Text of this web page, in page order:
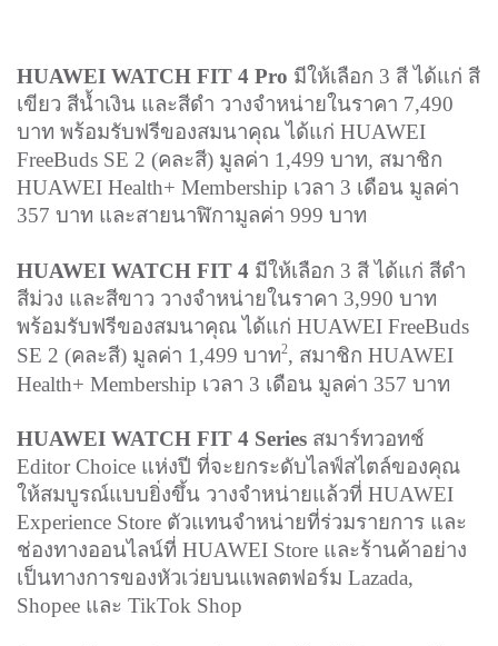
HUAWEI WATCH FIT 4 Pro มีให้เลือก 3 สี ได้แก่ สี
เขียว สีน้ำเงิน และสีดำ วางจำหน่ายในราคา 7,490
บาท พร้อมรับฟรีของสมนาคุณ ได้แก่ HUAWEI
FreeBuds SE 2 (คละสี) มูลค่า 1,499 บาท, สมาชิก
HUAWEI Health+ Membership เวลา 3 เดือน มูลค่า
357 บาท และสายนาฬิกามูลค่า 999 บาท
HUAWEI WATCH FIT 4 มีให้เลือก 3 สี ได้แก่ สีดำ
สีม่วง และสีขาว วางจำหน่ายในราคา 3,990 บาท
พร้อมรับฟรีของสมนาคุณ ได้แก่ HUAWEI FreeBuds
SE 2 (คละสี) มูลค่า 1,499 บาท2, สมาชิก HUAWEI
Health+ Membership เวลา 3 เดือน มูลค่า 357 บาท
HUAWEI WATCH FIT 4 Series สมาร์ทวอทช์
Editor Choice แห่งปี ที่จะยกระดับไลฟ์สไตล์ของคุณ
ให้สมบูรณ์แบบยิ่งขึ้น วางจำหน่ายแล้วที่ HUAWEI
Experience Store ตัวแทนจำหน่ายที่ร่วมรายการ และ
ช่องทางออนไลน์ที่ HUAWEI Store และร้านค้าอย่าง
เป็นทางการของหัวเว่ยบนแพลตฟอร์ม Lazada,
Shopee และ TikTok Shop